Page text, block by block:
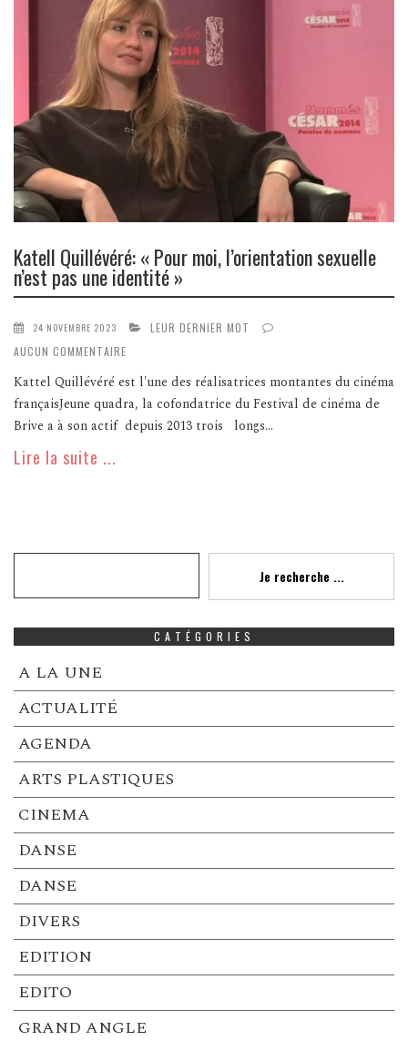
Katell Quillévéré: « Pour moi, l’orientation sexuelle
n’est pas une identité »
24 NOVEMBRE 2023
LEUR DERNIER MOT
AUCUN COMMENTAIRE
Kattel Quillévéré est l'une des réalisatrices montantes du cinéma
françaisJeune quadra, la cofondatrice du Festival de cinéma de
Brive a à son actif depuis 2013 trois longs...
Lire la suite ...
Je recherche ...
CATÉGORIES
A LA UNE
ACTUALITÉ
AGENDA
ARTS PLASTIQUES
CINEMA
DANSE
DANSE
DIVERS
EDITION
EDITO
GRAND ANGLE